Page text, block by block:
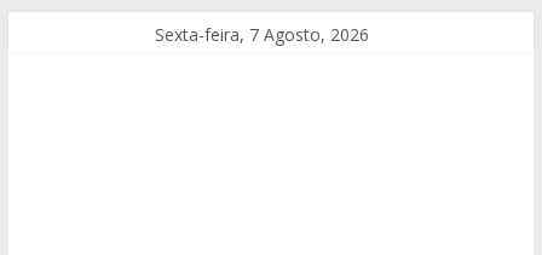
Sexta-feira, 7 Agosto, 2026